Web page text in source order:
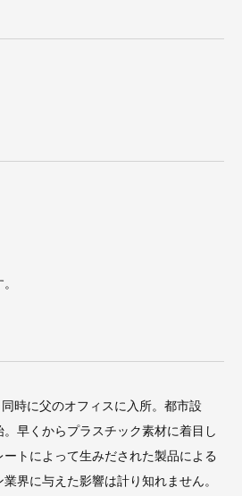
時に父のオフィスに入所。都市設
早くからプラスチック素材に着目し
トによって生みだされた製品による
界に与えた影響は計り知れません。